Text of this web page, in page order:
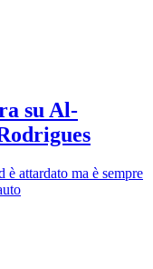
su Al-
attardato ma è sempre